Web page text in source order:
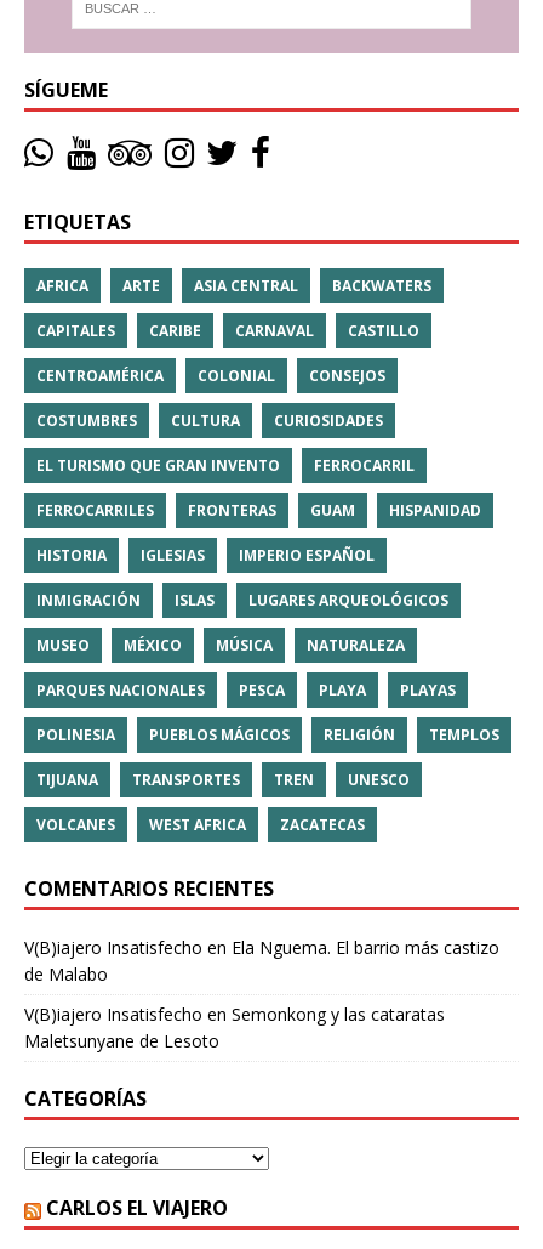
SÍGUEME
ETIQUETAS
AFRICA ARTE ASIA CENTRAL BACKWATERS
CAPITALES CARIBE CARNAVAL CASTILLO
CENTROAMÉRICA COLONIAL CONSEJOS
COSTUMBRES CULTURA CURIOSIDADES
EL TURISMO QUE GRAN INVENTO FERROCARRIL
FERROCARRILES FRONTERAS GUAM HISPANIDAD
HISTORIA IGLESIAS IMPERIO ESPAÑOL
INMIGRACIÓN ISLAS LUGARES ARQUEOLÓGICOS
MUSEO MÉXICO MÚSICA NATURALEZA
PARQUES NACIONALES PESCA PLAYA PLAYAS
POLINESIA PUEBLOS MÁGICOS RELIGIÓN TEMPLOS
TIJUANA TRANSPORTES TREN UNESCO
VOLCANES WEST AFRICA ZACATECAS
COMENTARIOS RECIENTES
V(B)iajero Insatisfecho en Ela Nguema. El barrio más castizo
de Malabo
V(B)iajero Insatisfecho en Semonkong y las cataratas
Maletsunyane de Lesoto
CATEGORÍAS
CARLOS EL VIAJERO